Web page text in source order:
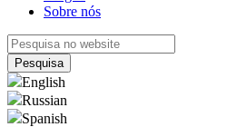
Sobre nós
English
Russian
Spanish